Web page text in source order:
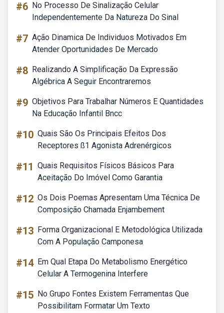
#6 No Processo De Sinalização Celular
Independentemente Da Natureza Do Sinal
#7 Ação Dinamica De Individuos Motivados Em
Atender Oportunidades De Mercado
#8 Realizando A Simplificação Da Expressão
Algébrica A Seguir Encontraremos
#9 Objetivos Para Trabalhar Números E Quantidades
Na Educação Infantil Bncc
#10 Quais São Os Principais Efeitos Dos
Receptores ß1 Agonista Adrenérgicos
#11 Quais Requisitos Físicos Básicos Para
Aceitação Do Imóvel Como Garantia
#12 Os Dois Poemas Apresentam Uma Técnica De
Composição Chamada Enjambement
#13 Forma Organizacional E Metodológica Utilizada
Com A População Camponesa
#14 Em Qual Etapa Do Metabolismo Energético
Celular A Termogenina Interfere
#15 No Grupo Fontes Existem Ferramentas Que
Possibilitam Formatar Um Texto